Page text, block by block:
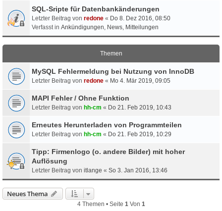
SQL-Sripte für Datenbankänderungen
Letzter Beitrag von redone « Do 8. Dez 2016, 08:50
Verfasst in Ankündigungen, News, Mitteilungen
Themen
MySQL Fehlermeldung bei Nutzung von InnoDB
Letzter Beitrag von redone « Mo 4. Mär 2019, 09:05
MAPI Fehler / Ohne Funktion
Letzter Beitrag von hh-cm « Do 21. Feb 2019, 10:43
Erneutes Herunterladen von Programmteilen
Letzter Beitrag von hh-cm « Do 21. Feb 2019, 10:29
Tipp: Firmenlogo (o. andere Bilder) mit hoher
Auflösung
Letzter Beitrag von itlange « So 3. Jan 2016, 13:46
Neues Thema
4 Themen • Seite 1 Von 1